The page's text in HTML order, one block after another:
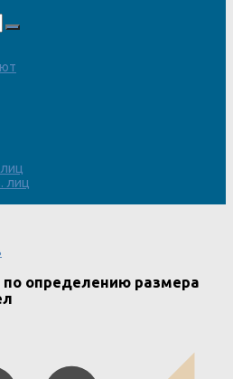
лиц
по определению размера